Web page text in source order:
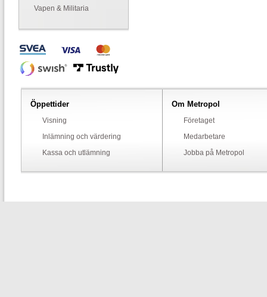
Vapen & Militaria
Öppettider
Visning
Inlämning och värdering
Kassa och utlämning
Om Metropol
Företaget
Medarbetare
Jobba på Metropol